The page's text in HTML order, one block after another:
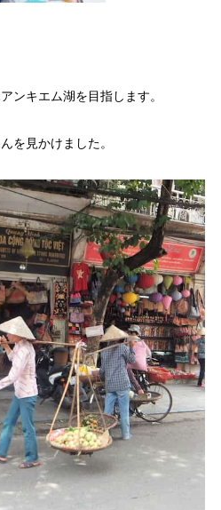
ンキエム湖を目指します。
を見かけました。